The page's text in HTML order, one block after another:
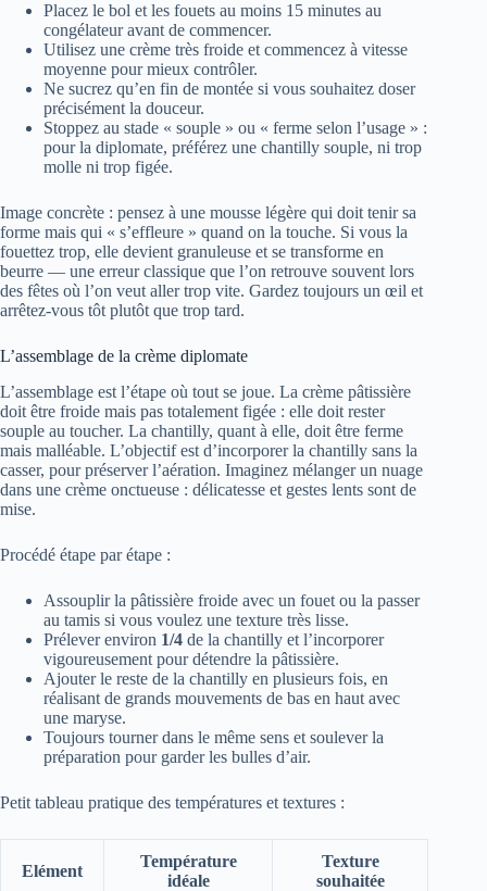
Placez le bol et les fouets au moins 15 minutes au
congélateur avant de commencer.
Utilisez une crème très froide et commencez à vitesse
moyenne pour mieux contrôler.
Ne sucrez qu’en fin de montée si vous souhaitez doser
précisément la douceur.
Stoppez au stade « souple » ou « ferme selon l’usage » :
pour la diplomate, préférez une chantilly souple, ni trop
molle ni trop figée.
Image concrète : pensez à une mousse légère qui doit tenir sa
forme mais qui « s’effleure » quand on la touche. Si vous la
fouettez trop, elle devient granuleuse et se transforme en
beurre — une erreur classique que l’on retrouve souvent lors
des fêtes où l’on veut aller trop vite. Gardez toujours un œil et
arrêtez-vous tôt plutôt que trop tard.
L’assemblage de la crème diplomate
L’assemblage est l’étape où tout se joue. La crème pâtissière
doit être froide mais pas totalement figée : elle doit rester
souple au toucher. La chantilly, quant à elle, doit être ferme
mais malléable. L’objectif est d’incorporer la chantilly sans la
casser, pour préserver l’aération. Imaginez mélanger un nuage
dans une crème onctueuse : délicatesse et gestes lents sont de
mise.
Procédé étape par étape :
Assouplir la pâtissière froide avec un fouet ou la passer
au tamis si vous voulez une texture très lisse.
Prélever environ 1/4 de la chantilly et l’incorporer
vigoureusement pour détendre la pâtissière.
Ajouter le reste de la chantilly en plusieurs fois, en
réalisant de grands mouvements de bas en haut avec
une maryse.
Toujours tourner dans le même sens et soulever la
préparation pour garder les bulles d’air.
Petit tableau pratique des températures et textures :
Elément
Température
idéale
Texture
souhaitée